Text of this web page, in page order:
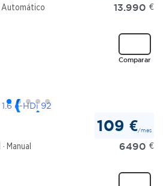
Automático
13.990 €
Comparar
Manual
109 €/mes
6490 €